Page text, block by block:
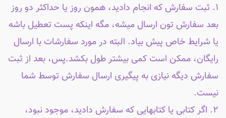
۱. ثبت سفارش که انجام دادید، همون روز یا حداکثر دو روز
بعد سفارش تون ارسال میشه، مگه اینکه پست تعطیل باشه
یا شرایط خاص پیش بیاد. البته در مورد سفارشات با ارسال
رایگان، ممکن است کمی بیشتر طول بکشد.پس، بعد از ثبت
سفارش دیگه نیازی به پیگیری ارسال سفارش توسط شما
نیست.
۲. اگر کتابی یا کتابهایی که سفارش دادید، موجود نبود،